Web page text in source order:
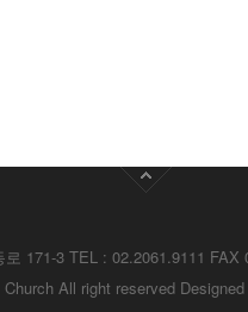
로 171-3 TEL : 02.2061.9111 FAX
Church All right reserved Designed